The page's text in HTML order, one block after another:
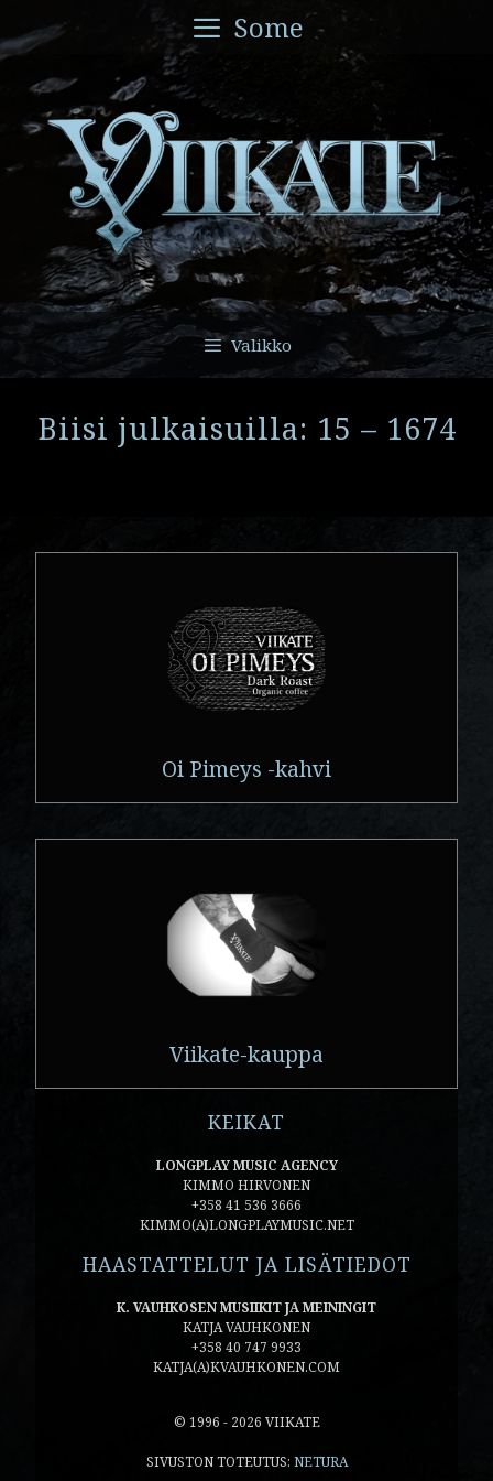
sisältöön
Some
Valikko
Biisi julkaisuilla: 15 – 1674
Oi Pimeys -kahvi
Viikate-kauppa
KEIKAT
LONGPLAY MUSIC AGENCY
KIMMO HIRVONEN
+358 41 536 3666
KIMMO(A)LONGPLAYMUSIC.NET
HAASTATTELUT JA LISÄTIEDOT
K. VAUHKOSEN MUSIIKIT JA MEININGIT
KATJA VAUHKONEN
+358 40 747 9933
KATJA(A)KVAUHKONEN.COM
© 1996 - 2026 VIIKATE
SIVUSTON TOTEUTUS: NETURA